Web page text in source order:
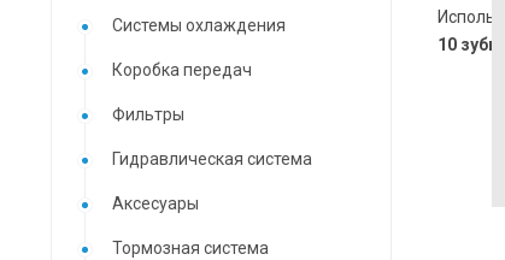
Cистемы охлаждения
Коробка передач
Фильтры
Гидравлическая система
Аксесуары
Тормозная система
10